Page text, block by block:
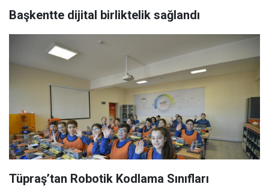
Başkentte dijital birliktelik sağlandı
Tüpraş’tan Robotik Kodlama Sınıfları